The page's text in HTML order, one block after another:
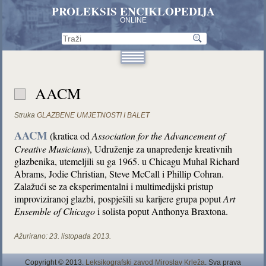
PROLEKSIS ENCIKLOPEDIJA
ONLINE
AACM
Struka GLAZBENE UMJETNOSTI I BALET
AACM (kratica odAssociation for the Advancement of
Creative Musicians), Udruženje za unapređenje kreativnih
glazbenika, utemeljili su ga 1965. u Chicagu Muhal Richard
Abrams, Jodie Christian, Steve McCall i Phillip Cohran.
Zalažući se za eksperimentalni i multimedijski pristup
improviziranoj glazbi, pospješili su karijere grupa poputArt
Ensemble of Chicagoi solista poput Anthonya Braxtona.
Ažurirano: 23. listopada 2013.
Copyright © 2013. Leksikografski zavod Miroslav Krleža. Sva prava